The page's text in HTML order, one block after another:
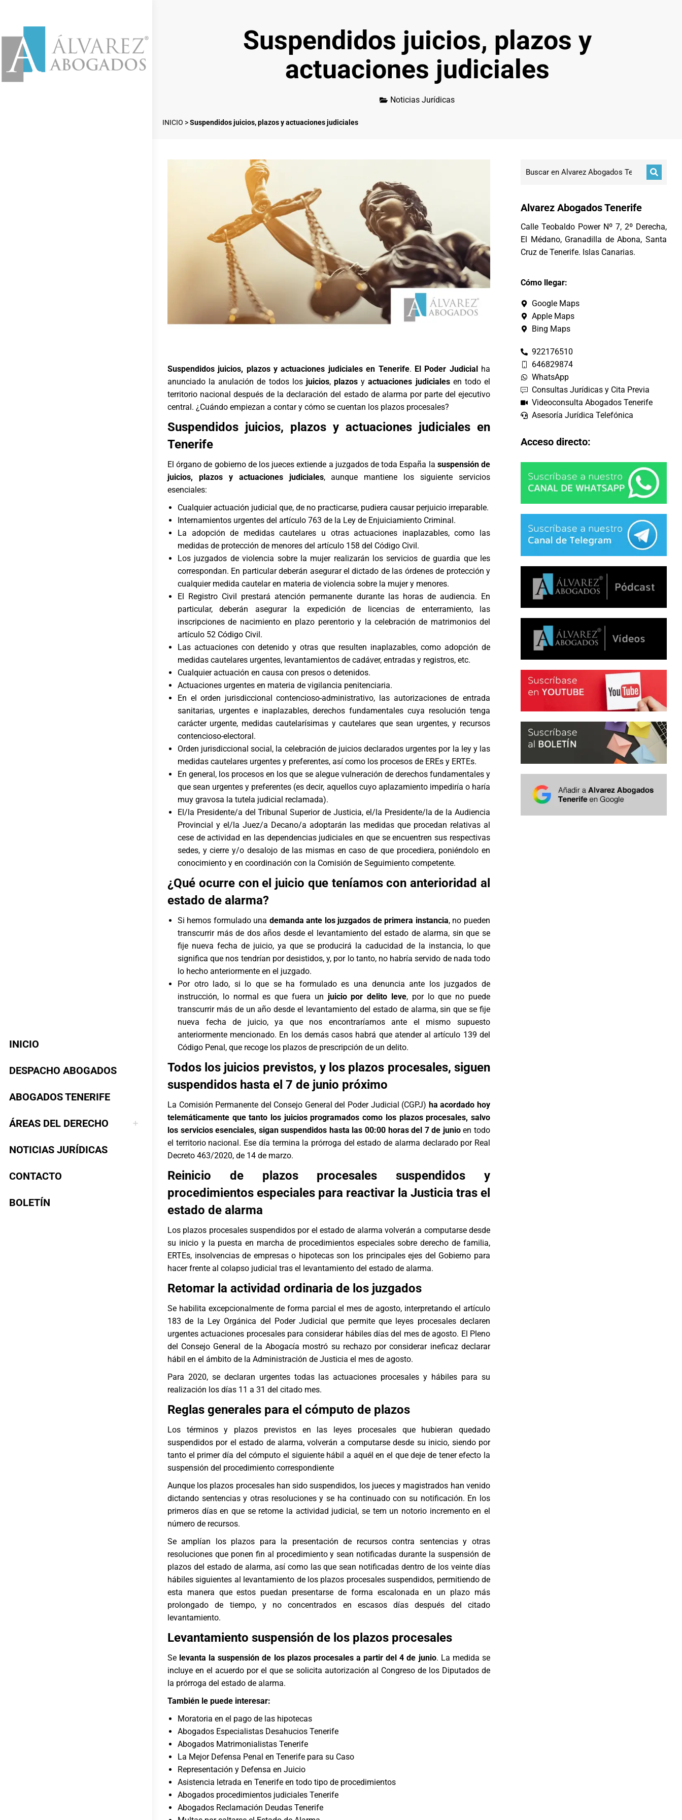
INICIO
DESPACHO ABOGADOS
ABOGADOS TENERIFE
ÁREAS DEL DERECHO
NOTICIAS JURÍDICAS
CONTACTO
BOLETÍN
Suspendidos juicios, plazos y
actuaciones judiciales
Noticias Jurídicas
INICIO >Suspendidos juicios, plazos y actuaciones judiciales
Suspendidos juicios, plazos y actuaciones judiciales en Tenerife. El Poder Judicialha
anunciado la anulación de todos los juicios,plazos yactuaciones judicialesen todo el
territorio nacional después de la declaración del estado de alarma por parte del ejecutivo
central. ¿Cuándo empiezan a contar y cómo se cuentan los plazos procesales?
Suspendidos juicios, plazos y actuaciones judiciales en
Tenerife
El órgano de gobierno de los jueces extiende a juzgados de toda España la suspensión de
juicios, plazos y actuaciones judiciales, aunque mantiene los siguiente servicios
esenciales:
Cualquier actuación judicial que, de no practicarse, pudiera causar perjuicio irreparable.
Internamientos urgentes del artículo 763 de la Ley de Enjuiciamiento Criminal.
La adopción de medidas cautelares u otras actuaciones inaplazables, como las
medidas de protección de menores del artículo 158 del Código Civil.
Los juzgados de violencia sobre la mujer realizarán los servicios de guardia que les
correspondan. En particular deberán asegurar el dictado de las órdenes de protección y
cualquier medida cautelar en materia de violencia sobre la mujer y menores.
El Registro Civil prestará atención permanente durante las horas de audiencia. En
particular, deberán asegurar la expedición de licencias de enterramiento, las
inscripciones de nacimiento en plazo perentorio y la celebración de matrimonios del
artículo 52 Código Civil.
Las actuaciones con detenido y otras que resulten inaplazables, como adopción de
medidas cautelares urgentes, levantamientos de cadáver, entradas y registros, etc.
Cualquier actuación en causa con presos o detenidos.
Actuaciones urgentes en materia de vigilancia penitenciaria.
En el orden jurisdiccional contencioso-administrativo, las autorizaciones de entrada
sanitarias, urgentes e inaplazables, derechos fundamentales cuya resolución tenga
carácter urgente, medidas cautelarísimas y cautelares que sean urgentes, y recursos
contencioso-electoral.
Orden jurisdiccional social, la celebración de juicios declarados urgentes por la ley y las
medidas cautelares urgentes y preferentes, así como los procesos de EREs y ERTEs.
En general, los procesos en los que se alegue vulneración de derechos fundamentales y
que sean urgentes y preferentes (es decir, aquellos cuyo aplazamiento impediría o haría
muy gravosa la tutela judicial reclamada).
El/la Presidente/a del Tribunal Superior de Justicia, el/la Presidente/la de la Audiencia
Provincial y el/la Juez/a Decano/a adoptarán las medidas que procedan relativas al
cese de actividad en las dependencias judiciales en que se encuentren sus respectivas
sedes, y cierre y/o desalojo de las mismas en caso de que procediera, poniéndolo en
conocimiento y en coordinación con la Comisión de Seguimiento competente.
¿Qué ocurre con el juicio que teníamos con anterioridad al
estado de alarma?
Si hemos formulado una demanda ante los juzgados de primera instancia, no pueden
transcurrir más de dos años desde el levantamiento del estado de alarma, sin que se
fije nueva fecha de juicio, ya que se producirá la caducidad de la instancia, lo que
significa que nos tendrían por desistidos, y, por lo tanto, no habría servido de nada todo
lo hecho anteriormente en el juzgado.
Por otro lado, si lo que se ha formulado es una denuncia ante los juzgados de
instrucción, lo normal es que fuera un juicio por delito leve, por lo que no puede
transcurrir más de un año desde el levantamiento del estado de alarma, sin que se fije
nueva fecha de juicio, ya que nos encontraríamos ante el mismo supuesto
anteriormente mencionado. En los demás casos habrá que atender al artículo 139 del
Código Penal, que recoge los plazos de prescripción de un delito.
Todos los juicios previstos, y los plazos procesales, siguen
suspendidos hasta el 7 de junio próximo
La Comisión Permanente del Consejo General del Poder Judicial (CGPJ) ha acordado hoy
telemáticamente que tanto los juicios programados como los plazos procesales, salvo
los servicios esenciales, sigan suspendidos hasta las 00:00 horas del 7 de junioen todo
el territorio nacional. Ese día termina la prórroga del estado de alarma declarado por Real
Decreto 463/2020, de 14 de marzo.
Reinicio de plazos procesales suspendidos y
procedimientos especiales para reactivar la Justicia tras el
estado de alarma
Los plazos procesales suspendidos por el estado de alarma volverán a computarse desde
su inicio y la puesta en marcha de procedimientos especiales sobre derecho de familia,
ERTEs, insolvencias de empresas o hipotecas son los principales ejes del Gobierno para
hacer frente al colapso judicial tras el levantamiento del estado de alarma.
Retomar la actividad ordinaria de los juzgados
Se habilita excepcionalmente de forma parcial el mes de agosto, interpretando el artículo
183 de la Ley Orgánica del Poder Judicial que permite que leyes procesales declaren
urgentes actuaciones procesales para considerar hábiles días del mes de agosto. El Pleno
del Consejo General de la Abogacía mostró su rechazo por considerar ineficaz declarar
hábil en el ámbito de la Administración de Justicia el mes de agosto.
Para 2020, se declaran urgentes todas las actuaciones procesales y hábiles para su
realización los días 11 a 31 del citado mes.
Reglas generales para el cómputo de plazos
Los términos y plazos previstos en las leyes procesales que hubieran quedado
suspendidos por el estado de alarma, volverán a computarse desde su inicio, siendo por
tanto el primer día del cómputo el siguiente hábil a aquél en el que deje de tener efecto la
suspensión del procedimiento correspondiente
Aunque los plazos procesales han sido suspendidos, los jueces y magistrados han venido
dictando sentencias y otras resoluciones y se ha continuado con su notificación. En los
primeros días en que se retome la actividad judicial, se tem un notorio incremento en el
número de recursos.
Se amplían los plazos para la presentación de recursos contra sentencias y otras
resoluciones que ponen fin al procedimiento y sean notificadas durante la suspensión de
plazos del estado de alarma, así como las que sean notificadas dentro de los veinte días
hábiles siguientes al levantamiento de los plazos procesales suspendidos, permitiendo de
esta manera que estos puedan presentarse de forma escalonada en un plazo más
prolongado de tiempo, y no concentrados en escasos días después del citado
levantamiento.
Levantamiento suspensión de los plazos procesales
Se levanta la suspensión de los plazos procesales a partir del 4 de junio. La medida se
incluye en el acuerdo por el que se solicita autorización al Congreso de los Diputados de
la prórroga del estado de alarma.
También le puede interesar:
Moratoria en el pago de las hipotecas
Abogados Especialistas Desahucios Tenerife
Abogados Matrimonialistas Tenerife
La Mejor Defensa Penal en Tenerife para su Caso
Representación y Defensa en Juicio
Asistencia letrada en Tenerife en todo tipo de procedimientos
Abogados procedimientos judiciales Tenerife
Abogados Reclamación Deudas Tenerife
Alvarez Abogados Tenerife
Calle Teobaldo Power Nº 7, 2º Derecha,
El Médano, Granadilla de Abona, Santa
Cruz de Tenerife. Islas Canarias.
Cómo llegar:
Google Maps
Apple Maps
Bing Maps
922176510
646829874
WhatsApp
Consultas Jurídicas y Cita Previa
Videoconsulta Abogados Tenerife
Asesoría Jurídica Telefónica
Acceso directo: